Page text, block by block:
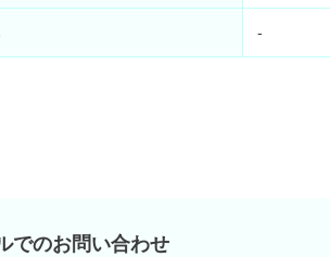
-
でのお問い合わせ